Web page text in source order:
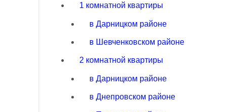
1 комнатной квартиры
в Дарницком районе
в Шевченковском районе
2 комнатной квартиры
в Дарницком районе
в Днепровском районе